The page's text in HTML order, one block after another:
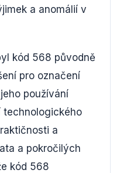
a anomálií v
kód 568 původně
pro označení
používání
technologického
a
a pokročilých
kód 568